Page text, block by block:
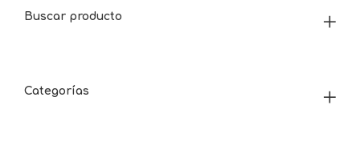
Buscar producto
Categorías